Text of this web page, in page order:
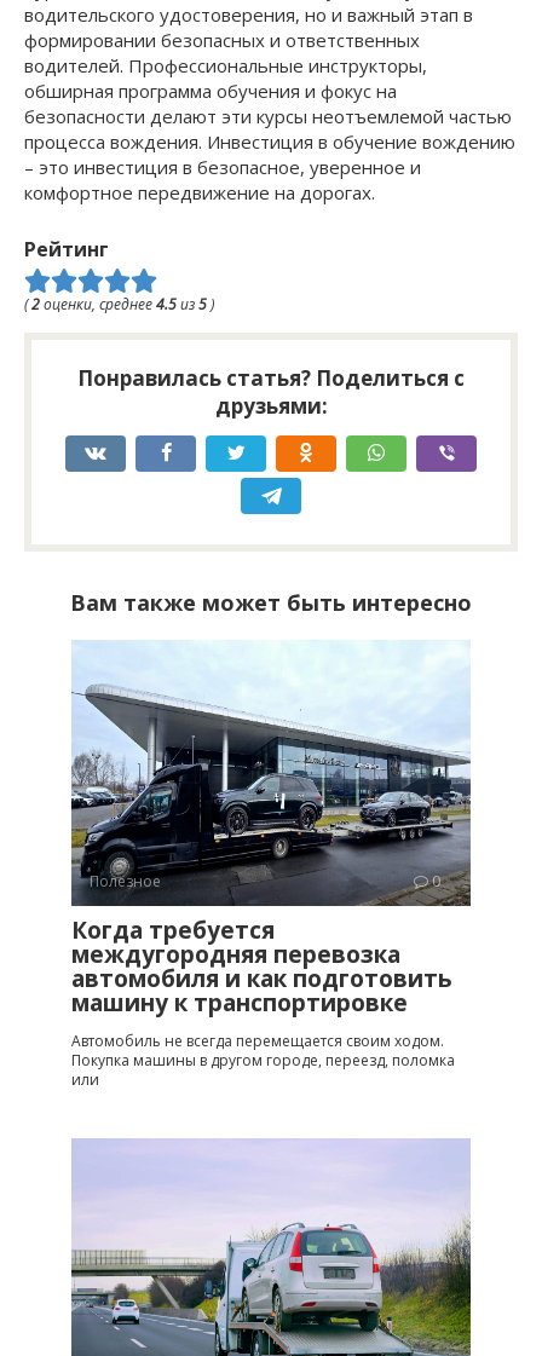
водительского удостоверения, но и важный этап в
формировании безопасных и ответственных
водителей. Профессиональные инструкторы,
обширная программа обучения и фокус на
безопасности делают эти курсы неотъемлемой частью
процесса вождения. Инвестиция в обучение вождению
– это инвестиция в безопасное, уверенное и
комфортное передвижение на дорогах.
Рейтинг
(2оценки, среднее4.5из5)
Понравилась статья? Поделиться с
друзьями:
Вам также может быть интересно
Полезное 0
Когда требуется
междугородняя перевозка
автомобиля и как подготовить
машину к транспортировке
Автомобиль не всегда перемещается своим ходом.
Покупка машины в другом городе, переезд, поломка
или